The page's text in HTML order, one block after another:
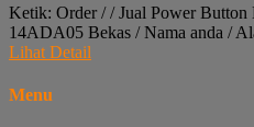
Ketik: Order / / Jual Power Button
14ADA05 Bekas / Nama anda /
Lihat Detail
Menu